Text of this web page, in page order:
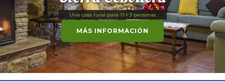
Una casa rural para 11 + 3 personas
MÁS INFORMACIÓN